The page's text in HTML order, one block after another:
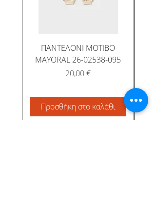
ΠΑΝΤΕΛΟΝΙ ΜΟΤΙΒΟ
MAYORAL 26-02538-095
Τιμή
20,00 €
Προσθήκη στο καλάθι